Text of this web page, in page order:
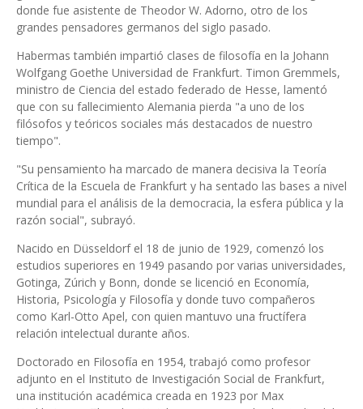
donde fue asistente de Theodor W. Adorno, otro de los
grandes pensadores germanos del siglo pasado.
Habermas también impartió clases de filosofía en la Johann
Wolfgang Goethe Universidad de Frankfurt. Timon Gremmels,
ministro de Ciencia del estado federado de Hesse, lamentó
que con su fallecimiento Alemania pierda "a uno de los
filósofos y teóricos sociales más destacados de nuestro
tiempo".
"Su pensamiento ha marcado de manera decisiva la Teoría
Crítica de la Escuela de Frankfurt y ha sentado las bases a nivel
mundial para el análisis de la democracia, la esfera pública y la
razón social", subrayó.
Nacido en Düsseldorf el 18 de junio de 1929, comenzó los
estudios superiores en 1949 pasando por varias universidades,
Gotinga, Zúrich y Bonn, donde se licenció en Economía,
Historia, Psicología y Filosofía y donde tuvo compañeros
como Karl-Otto Apel, con quien mantuvo una fructífera
relación intelectual durante años.
Doctorado en Filosofía en 1954, trabajó como profesor
adjunto en el Instituto de Investigación Social de Frankfurt,
una institución académica creada en 1923 por Max